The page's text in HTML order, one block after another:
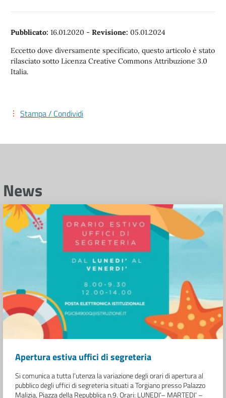
Pubblicato: 16.01.2020 - Revisione: 05.01.2024
Eccetto dove diversamente specificato, questo articolo è stato
rilasciato sotto Licenza Creative Commons Attribuzione 3.0
Italia.
Stampa / Condividi
News
Apertura estiva uffici di segreteria
Si comunica a tutta l’utenza la variazione degli orari di apertura al
pubblico degli uffici di segreteria situati a Torgiano presso Palazzo
Malizia, Piazza della Repubblica n.9. Orari: LUNEDI’– MARTEDI’ –